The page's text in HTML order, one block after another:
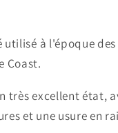
utilisé à l'époque
Coast.
très excellent état,
et une usure en